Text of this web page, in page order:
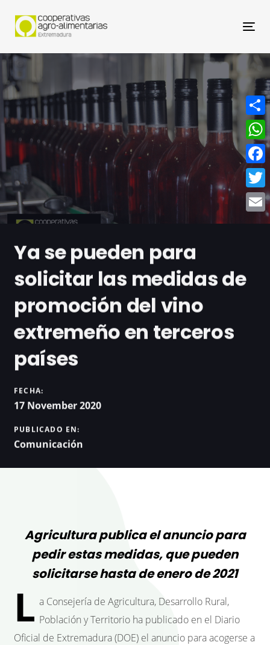
Ya se pueden para
solicitar las medidas de
promoción del vino
extremeño en terceros
países
FECHA:
17 November 2020
PUBLICADO EN:
Comunicación
Agricultura publica el anuncio para
pedir estas medidas, que pueden
solicitarse hasta de enero de 2021
L a Consejería de Agricultura, Desarrollo Rural,
Población y Territorio ha publicado en el Diario
Oficial de Extremadura (DOE) el anuncio para acogerse a
Email